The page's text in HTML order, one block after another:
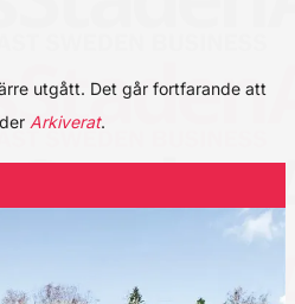
utgått. Det går fortfarande att
Arkiverat.